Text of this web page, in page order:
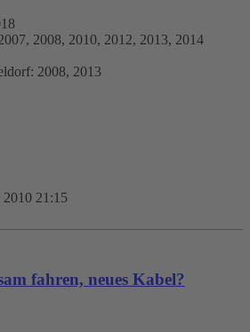
2008, 2010, 2012, 2013, 2014
2008, 2013
2010 21:15
fahren, neues Kabel?